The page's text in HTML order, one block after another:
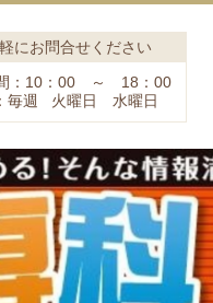
にお問合せください
：10：00 ～ 18：00
毎週 火曜日 水曜日